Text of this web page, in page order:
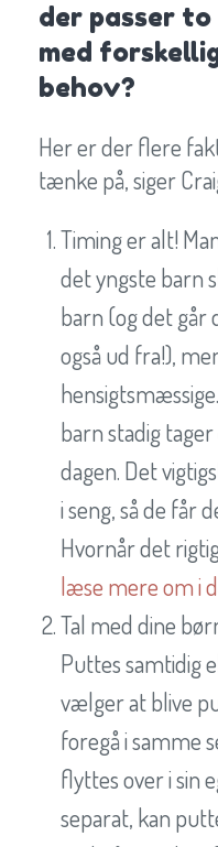
der passer
med
behov?
Her er der flere
tænke på, siger
Timing er alt!
det yngste barn
barn (og det går
også ud fra!),
barn stadig
dagen. Det
i seng, så de får
Hvornår det
læse mere om i
Tal med dine
Puttes samtidig
vælger at blive
foregå i samme
flyttes over i sin
separat, kan